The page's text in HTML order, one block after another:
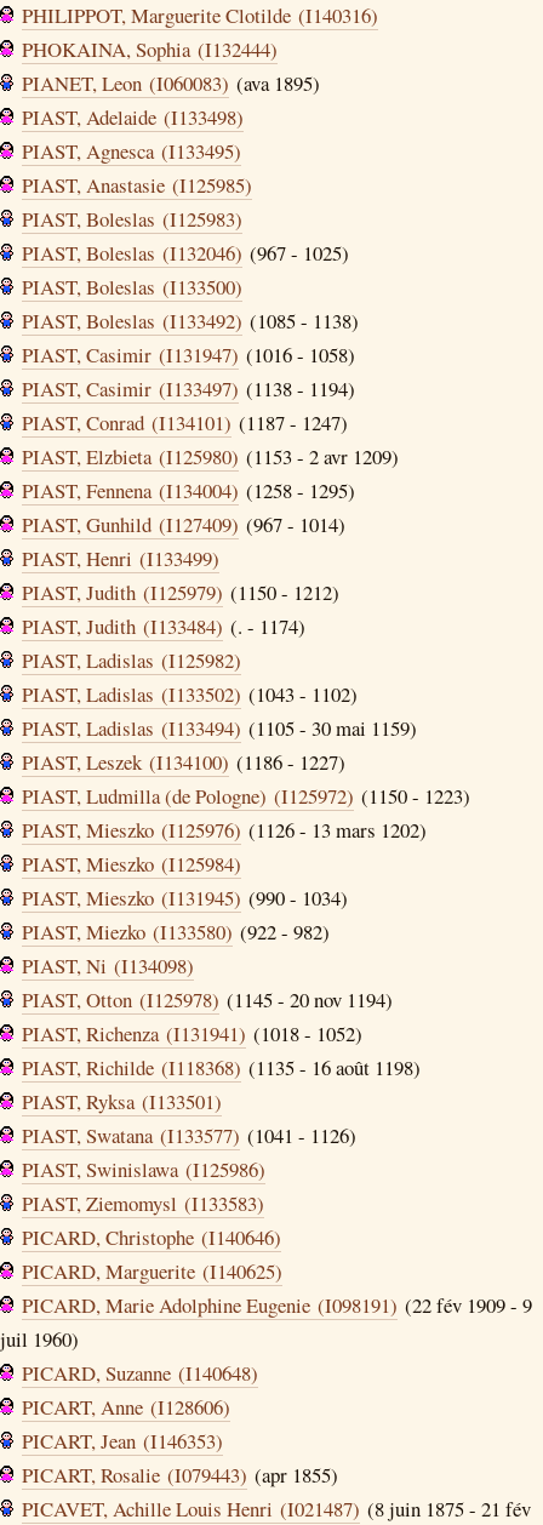
PHILIPPOT, Marguerite Clotilde (I140316)
PHOKAINA, Sophia (I132444)
PIANET, Leon (I060083) (ava 1895)
PIAST, Adelaide (I133498)
PIAST, Agnesca (I133495)
PIAST, Anastasie (I125985)
PIAST, Boleslas (I125983)
PIAST, Boleslas (I132046) (967 - 1025)
PIAST, Boleslas (I133500)
PIAST, Boleslas (I133492) (1085 - 1138)
PIAST, Casimir (I131947) (1016 - 1058)
PIAST, Casimir (I133497) (1138 - 1194)
PIAST, Conrad (I134101) (1187 - 1247)
PIAST, Elzbieta (I125980) (1153 - 2 avr 1209)
PIAST, Fennena (I134004) (1258 - 1295)
PIAST, Gunhild (I127409) (967 - 1014)
PIAST, Henri (I133499)
PIAST, Judith (I125979) (1150 - 1212)
PIAST, Judith (I133484) (. - 1174)
PIAST, Ladislas (I125982)
PIAST, Ladislas (I133502) (1043 - 1102)
PIAST, Ladislas (I133494) (1105 - 30 mai 1159)
PIAST, Leszek (I134100) (1186 - 1227)
PIAST, Ludmilla (de Pologne) (I125972) (1150 - 1223)
PIAST, Mieszko (I125976) (1126 - 13 mars 1202)
PIAST, Mieszko (I125984)
PIAST, Mieszko (I131945) (990 - 1034)
PIAST, Miezko (I133580) (922 - 982)
PIAST, Ni (I134098)
PIAST, Otton (I125978) (1145 - 20 nov 1194)
PIAST, Richenza (I131941) (1018 - 1052)
PIAST, Richilde (I118368) (1135 - 16 août 1198)
PIAST, Ryksa (I133501)
PIAST, Swatana (I133577) (1041 - 1126)
PIAST, Swinislawa (I125986)
PIAST, Ziemomysl (I133583)
PICARD, Christophe (I140646)
PICARD, Marguerite (I140625)
PICARD, Marie Adolphine Eugenie (I098191) (22 fév 1909 - 9
juil 1960)
PICARD, Suzanne (I140648)
PICART, Anne (I128606)
PICART, Jean (I146353)
PICART, Rosalie (I079443) (apr 1855)
PICAVET, Achille Louis Henri (I021487) (8 juin 1875 - 21 fév